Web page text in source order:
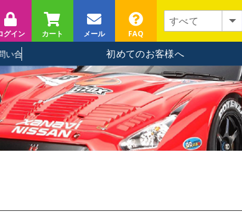
グイン カート メール FAQ
せに関して 初めてのお客様へ